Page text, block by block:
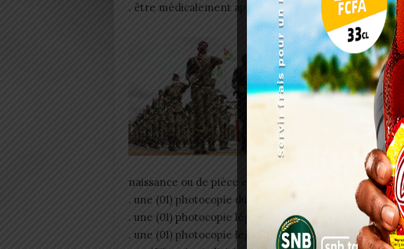
. être médicalement apte à prendre part aux
. une
ministre
. une
! une
naissance ou de pièce en tenant lieu ;
. une (01) photocopie du certificat de nationalité
. une (01) photocopie légalisée de la carte nationale
. une (01) photocopie légalisée des diplômes scolaires